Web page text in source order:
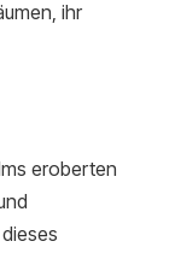
ihr
eroberten